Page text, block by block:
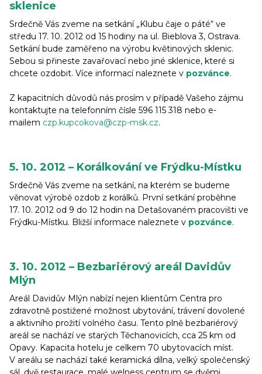
sklenice
Srdečně Vás zveme na setkání „Klubu čaje o páté“ ve
středu 17. 10. 2012 od 15 hodiny na ul. Bieblova 3, Ostrava.
Setkání bude zaměřeno na výrobu květinových sklenic.
Sebou si přineste zavařovací nebo jiné sklenice, které si
chcete ozdobit. Více informací naleznete v pozvánce.
Z kapacitních důvodů nás prosím v případě Vašeho zájmu
kontaktujte na telefonním čísle 596 115 318 nebo e-
mailem czp.kupcokova@czp-msk.cz.
5. 10. 2012 – Korálkování ve Frýdku-Místku
Srdečně Vás zveme na setkání, na kterém se budeme
věnovat výrobě ozdob z korálků. První setkání proběhne
17. 10. 2012 od 9 do 12 hodin na Detašovaném pracovišti ve
Frýdku-Místku. Bližší informace naleznete v pozvánce.
3. 10. 2012 – Bezbariérový areál Davidův
Mlýn
Areál Davidův Mlýn nabízí nejen klientům Centra pro
zdravotně postižené možnost ubytování, trávení dovolené
a aktivního prožití volného času. Tento plně bezbariérový
areál se nachází ve starých Těchanovicích, cca 25 km od
Opavy. Kapacita hotelu je celkem 70 ubytovacích míst.
V areálu se nachází také keramická dílna, velký společenský